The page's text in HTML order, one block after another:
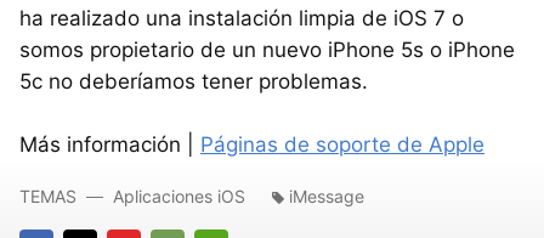
ha realizado una instalación limpia de iOS 7 o
somos propietario de un nuevo iPhone 5s o iPhone
5c no deberíamos tener problemas.
Más información | Páginas de soporte de Apple
TEMAS Aplicaciones iOS iMessage